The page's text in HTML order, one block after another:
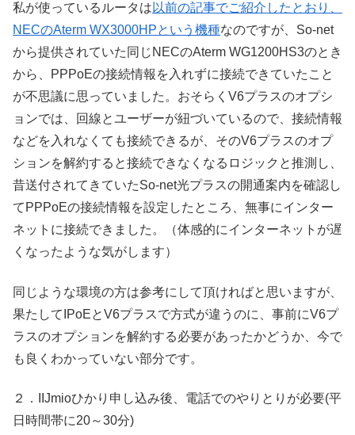
私が使っているルータは 以前の記事でご紹介したとおり、
NECのAterm WX3000HPという機種なのですが、So-net
から提供されていた同じNECのAterm WG1200HS3のとき
から、PPPoEの接続情報を入れずに接続できていたこと
が不思議に思っていました。おそらくV6プラスのオプシ
ョンでは、回線とユーザーが紐づいているので、接続情報
などを入れなくても接続できるが、そのV6プラスのオプ
ションを解約すると接続できなくなるロジックと推測し、
昔送付されてきていたSo-net光プラスの開通案内を確認し
てPPPoEの接続情報を設定したところ、無事にインター
ネットに接続できました。（体感的にインターネットが遅
くなったような気がします）
同じような環境の方は参考にして頂ければと思いますが、
果たしてIPoEとV6プラスで方式が違うのに、事前にV6プ
ラスのオプションを解約する必要があったかどうか、今で
も良くわかっていない部分です。
２．IIJmioひかり申し込み後、電話でのやりとりが必要(平
日時間帯に20～30分)